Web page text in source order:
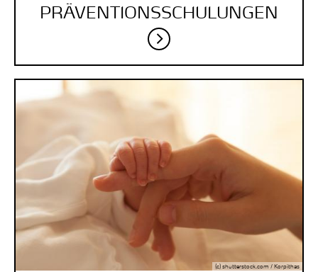
PRÄVENTIONSSCHULUNGEN
(c) shutterstock.com / Korpithas